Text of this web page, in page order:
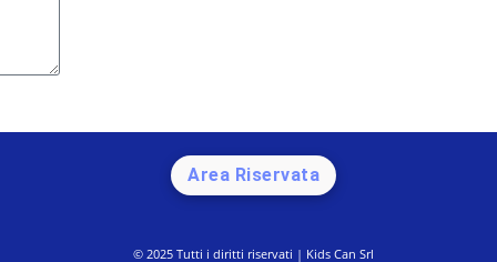
Area Riservata
© 2025 Tutti i diritti riservati | Kids Can Srl